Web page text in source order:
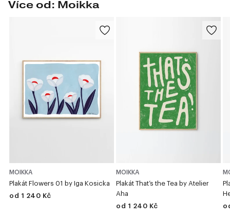
Více od: Moikka
MOIKKA
Plakát Flowers 01 by Iga Kosicka
od 1 240 Kč
MOIKKA
Plakát That’s the Tea by Atelier
Aha
od 1 240 Kč